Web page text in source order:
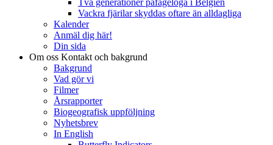
Vackra fjärilar skyddas oftare än alldagliga
Kalender
Anmäl dig här!
Din sida
Om oss Kontakt och bakgrund
Bakgrund
Vad gör vi
Filmer
Årsrapporter
Biogeografisk uppföljning
Nyhetsbrev
In English